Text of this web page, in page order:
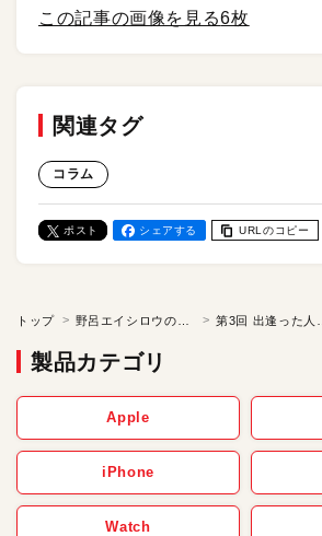
この記事の画像を見る6枚
関連タグ
コラム
ポスト シェアする URLのコピー
トップ
製品カテゴリ
Apple
iPhone
Watch